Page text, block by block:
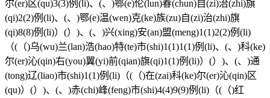
尔(er)区(qu)3(3)例(li)、(、)鄂(e)伦(lun)春(chun)自(zi)治(zhi)旗
(qi)2(2)例(li)、(、)鄂(e)温(wen)克(ke)族(zu)自(zi)治(zhi)旗
(qi)8(8)例(li)）(）)、(、)兴(xing)安(an)盟(meng)1(1)2(2)例(li)
（(（)乌(wu)兰(lan)浩(hao)特(te)市(shi)1(1)1(1)例(li)、(、)科(ke)
尔(er)沁(qin)右(you)翼(yi)前(qian)旗(qi)1(1)例(li)）(）)、(、)通
(tong)辽(liao)市(shi)1(1)例(li)（(（)在(zai)科(ke)尔(er)沁(qin)区
(qu)）(）)、(、)赤(chi)峰(feng)市(shi)4(4)9(9)例(li)（(（)红